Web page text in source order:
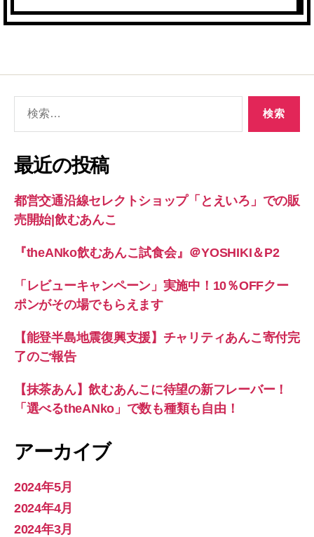
象:
最近の投稿
都営交通沿線セレクトショップ「とえいろ」での販
売開始|飲むあんこ
『theANko飲むあんこ試食会』＠YOSHIKI＆P2
「レビューキャンペーン」実施中！10％OFFクー
ポンがその場でもらえます
【能登半島地震復興支援】チャリティあんこ寄付完
了のご報告
【抹茶あん】飲むあんこに待望の新フレーバー！
「選べるtheANko」で数も種類も自由！
アーカイブ
2024年5月
2024年4月
2024年3月